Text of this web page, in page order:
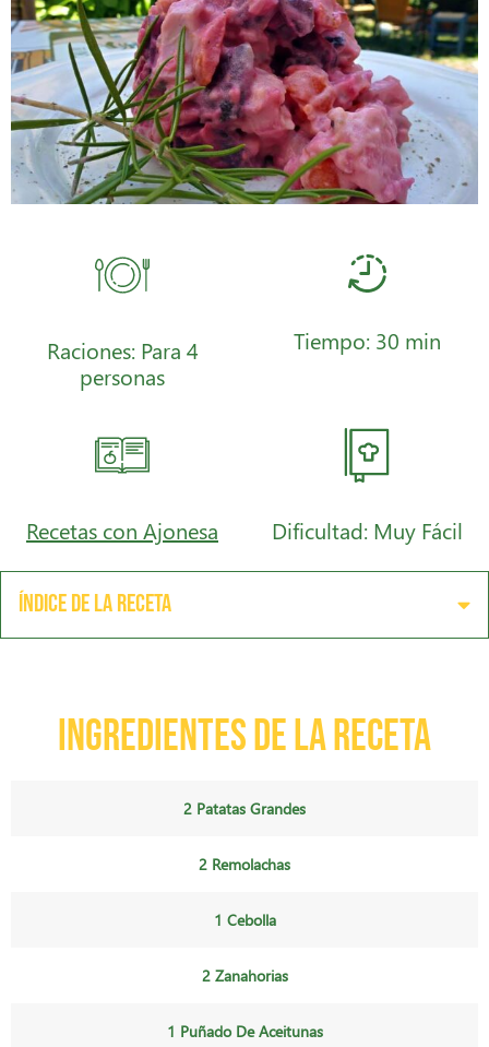
Raciones: Para 4
personas
Tiempo: 30 min
Recetas con Ajonesa Dificultad: Muy Fácil
Índice de la receta
Ingredientes de la receta
2 Patatas Grandes
2 Remolachas
1 Cebolla
2 Zanahorias
1 Puñado De Aceitunas